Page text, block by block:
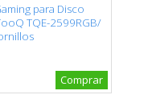
para Disco
TQE-2599RGB/
Comprar